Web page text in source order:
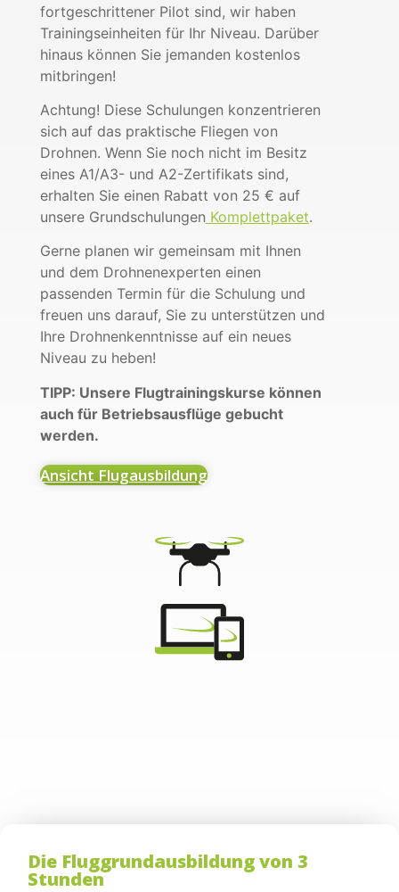
fortgeschrittener Pilot sind, wir haben
Trainingseinheiten für Ihr Niveau. Darüber
hinaus können Sie jemanden kostenlos
mitbringen!
Achtung! Diese Schulungen konzentrieren
sich auf das praktische Fliegen von
Drohnen. Wenn Sie noch nicht im Besitz
eines A1/A3- und A2-Zertifikats sind,
erhalten Sie einen Rabatt von 25 € auf
unsere Grundschulungen Komplettpaket.
Gerne planen wir gemeinsam mit Ihnen
und dem Drohnenexperten einen
passenden Termin für die Schulung und
freuen uns darauf, Sie zu unterstützen und
Ihre Drohnenkenntnisse auf ein neues
Niveau zu heben!
TIPP: Unsere Flugtrainingskurse können
auch für Betriebsausflüge gebucht
werden.
Ansicht Flugausbildung
Die Fluggrundausbildung von 3
Stunden